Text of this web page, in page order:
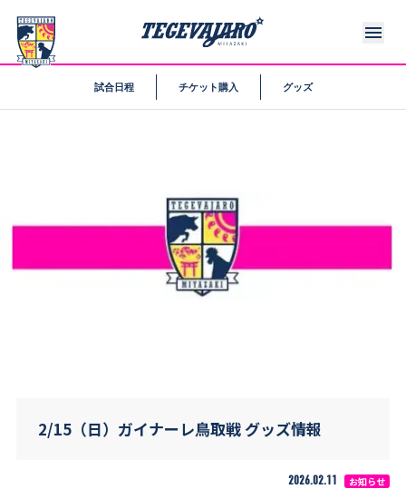
試合日程 チケット購入 グッズ
2/15（日）ガイナーレ鳥取戦 グッズ情報
2026.02.11 お知らせ